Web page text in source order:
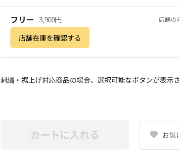
フリー 3,900円 店舗の
店舗在庫を確認する
刺繍・裾上げ対応商品の場合、選択可能なボタンが表示
カートに入れる お気